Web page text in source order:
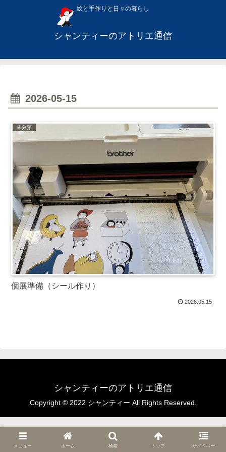
絵と手作りと日々の暮らし
シャンティーのアトリエ通信
2026-05-15
未分類
個展準備（シール作り）
2026.05.15
シャンティーのアトリエ通信
Copyright © 2022 シャンティー All Rights Reserved.
メニュー ホーム 検索 トップ サイドバー